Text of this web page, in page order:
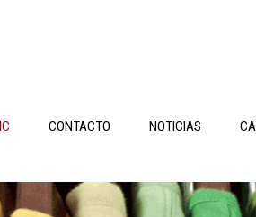
CONTACTO NOTICIAS